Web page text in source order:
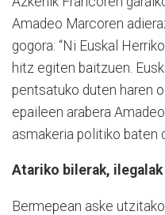
Amadeo Marcoren
gogora: “Ni Euskal
hitz egiten baitzuen.
pentsatuko duten haren
epaileen arabera
asmakeria politiko baten
Atariko bilerak,
Bermepean aske